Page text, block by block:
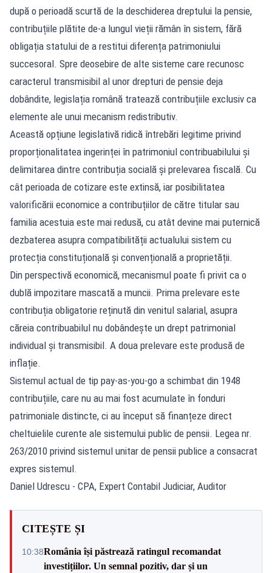
după o perioadă scurtă de la deschiderea dreptului la pensie,
contribuțiile plătite de-a lungul vieții rămân în sistem, fără
obligația statului de a restitui diferența patrimoniului
succesoral. Spre deosebire de alte sisteme care recunosc
caracterul transmisibil al unor drepturi de pensie deja
dobândite, legislația română tratează contribuțiile exclusiv ca
elemente ale unui mecanism redistributiv.
Această opțiune legislativă ridică întrebări legitime privind
proporționalitatea ingerinței în patrimoniul contribuabilului și
delimitarea dintre contribuția socială și prelevarea fiscală. Cu
cât perioada de cotizare este extinsă, iar posibilitatea
valorificării economice a contribuțiilor de către titular sau
familia acestuia este mai redusă, cu atât devine mai puternică
dezbaterea asupra compatibilității actualului sistem cu
protecția constituțională și convențională a proprietății.
Din perspectivă economică, mecanismul poate fi privit ca o
dublă impozitare mascată a muncii. Prima prelevare este
contribuția obligatorie reținută din venitul salarial, asupra
căreia contribuabilul nu dobândește un drept patrimonial
individual și transmisibil. A doua prelevare este produsă de
inflație.
Sistemul actual de tip pay-as-you-go a schimbat din 1948
contribuțiile, care nu au mai fost acumulate în fonduri
patrimoniale distincte, ci au început să finanțeze direct
cheltuielile curente ale sistemului public de pensii. Legea nr.
263/2010 privind sistemul unitar de pensii publice a consacrat
expres sistemul.
Daniel Udrescu - CPA, Expert Contabil Judiciar, Auditor
CITEȘTE ȘI
10:38România își păstrează ratingul recomandat
investițiilor. Un semnal pozitiv, dar și un